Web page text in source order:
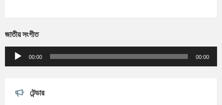
জাতীয় সংগীত
Audio
Player
00:00 00:00
টেন্ডার